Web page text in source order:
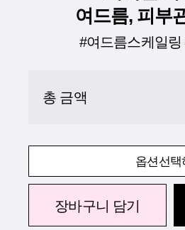
여드름, 피부
#여드름스케일링
총 금액
옵션선택
장바구니 담기